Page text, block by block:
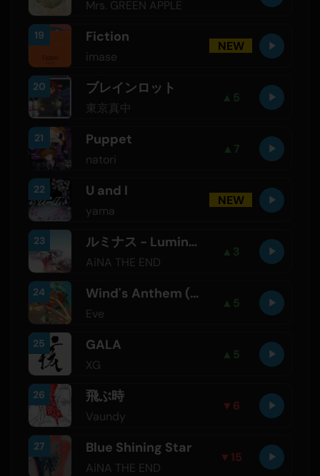
Mrs. GREEN APPLE
19 Fiction
imase
NEW
20 ブレインロット
東京真中
▲ 5
21 Puppet
natori
▲ 7
22 U and I
yama
NEW
23 ルミナス - Luminous
AiNA THE END
▲ 3
24 Wind's Anthem (feat. suis From Yorushika)
Eve
▲ 5
25 GALA
XG
▲ 5
26 飛ぶ時
Vaundy
▼ 6
27 Blue Shining Star
AiNA THE END
▼ 15